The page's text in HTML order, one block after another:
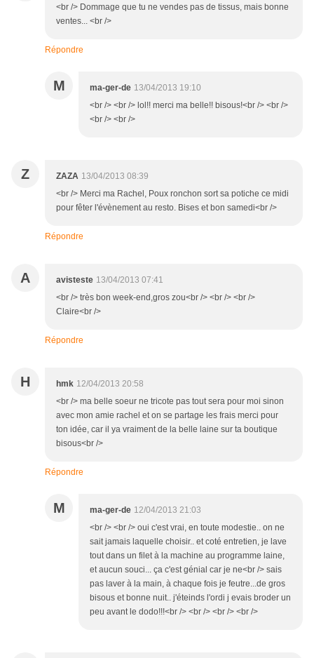
<br /> Dommage que tu ne vendes pas de tissus, mais bonne
ventes... <br />
Répondre
M ma-ger-de 13/04/2013 19:10
<br /> <br /> lol!! merci ma belle!! bisous!<br /> <br />
<br /> <br />
Z ZAZA 13/04/2013 08:39
<br /> Merci ma Rachel, Poux ronchon sort sa potiche ce midi
pour fêter l'évènement au resto. Bises et bon samedi<br />
Répondre
A avisteste 13/04/2013 07:41
<br /> très bon week-end,gros zou<br /> <br /> <br />
Claire<br />
Répondre
H hmk 12/04/2013 20:58
<br /> ma belle soeur ne tricote pas tout sera pour moi sinon
avec mon amie rachel et on se partage les frais merci pour
ton idée, car il ya vraiment de la belle laine sur ta boutique
bisous<br />
Répondre
M ma-ger-de 12/04/2013 21:03
<br /> <br /> oui c'est vrai, en toute modestie.. on ne
sait jamais laquelle choisir.. et coté entretien, je lave
tout dans un filet à la machine au programme laine,
et aucun souci... ça c'est génial car je ne<br /> sais
pas laver à la main, à chaque fois je feutre...de gros
bisous et bonne nuit.. j'éteinds l'ordi j evais broder un
peu avant le dodo!!!<br /> <br /> <br /> <br />